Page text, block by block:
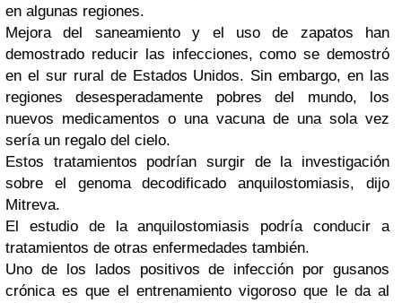
en algunas regiones.
Mejora del saneamiento y el uso de zapatos han
demostrado reducir las infecciones, como se demostró
en el sur rural de Estados Unidos. Sin embargo, en las
regiones desesperadamente pobres del mundo, los
nuevos medicamentos o una vacuna de una sola vez
sería un regalo del cielo.
Estos tratamientos podrían surgir de la investigación
sobre el genoma decodificado anquilostomiasis, dijo
Mitreva.
El estudio de la anquilostomiasis podría conducir a
tratamientos de otras enfermedades también.
Uno de los lados positivos de infección por gusanos
crónica es que el entrenamiento vigoroso que le da al